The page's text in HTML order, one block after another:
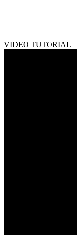
VIDEO TUTORIAL